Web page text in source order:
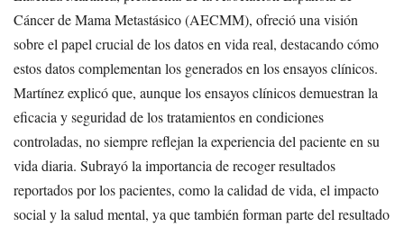
Cáncer de Mama Metastásico (AECMM), ofreció una visión
sobre el papel crucial de los datos en vida real, destacando cómo
estos datos complementan los generados en los ensayos clínicos.
Martínez explicó que, aunque los ensayos clínicos demuestran la
eficacia y seguridad de los tratamientos en condiciones
controladas, no siempre reflejan la experiencia del paciente en su
vida diaria. Subrayó la importancia de recoger resultados
reportados por los pacientes, como la calidad de vida, el impacto
social y la salud mental, ya que también forman parte del resultado